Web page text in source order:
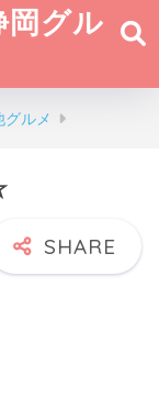
岡グル
グルメ